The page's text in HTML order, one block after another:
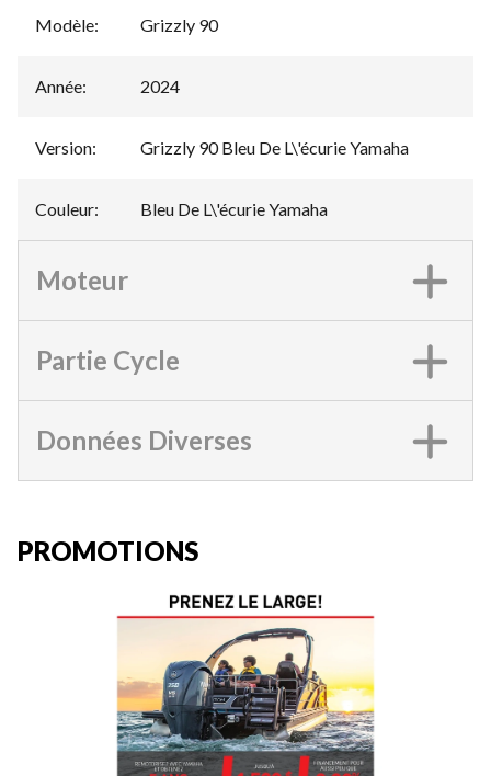
Modèle: Grizzly 90
Année: 2024
Version: Grizzly 90 Bleu De L\'écurie Yamaha
Couleur: Bleu De L\'écurie Yamaha
Moteur
Partie Cycle
Données Diverses
PROMOTIONS